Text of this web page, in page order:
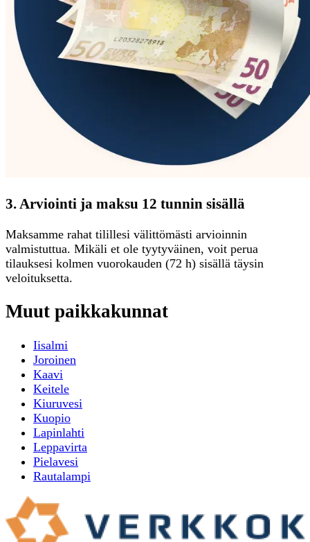
3. Arviointi ja maksu 12 tunnin sisällä
Maksamme rahat tilillesi välittömästi arvioinnin
valmistuttua. Mikäli et ole tyytyväinen, voit perua
tilauksesi kolmen vuorokauden (72 h) sisällä täysin
veloituksetta.
Muut paikkakunnat
Iisalmi
Joroinen
Kaavi
Keitele
Kiuruvesi
Kuopio
Lapinlahti
Leppavirta
Pielavesi
Rautalampi